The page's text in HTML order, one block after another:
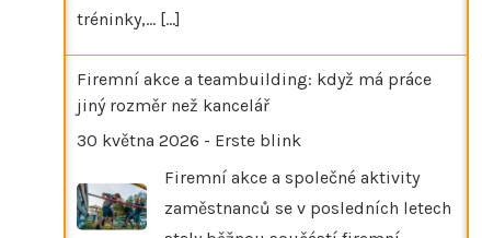
tréninky,… [...]
Firemní akce a teambuilding: když má práce
jiný rozměr než kancelář
30 května 2026 - Erste blink
Firemní akce a společné aktivity
zaměstnanců se v posledních letech